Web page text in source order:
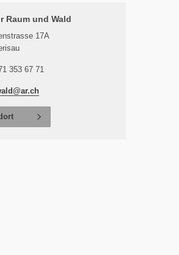
Raum und Wald
17A
353 67 71
ar.ch